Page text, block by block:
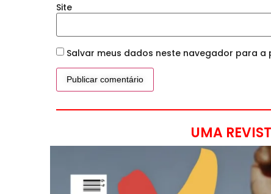
Site
Salvar meus dados neste navegador para a
UMA